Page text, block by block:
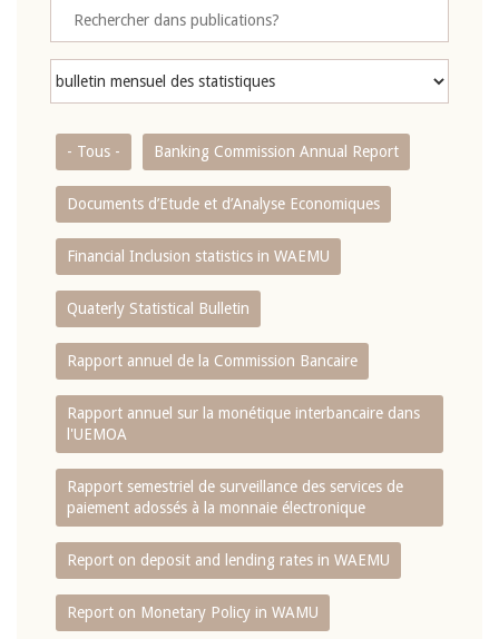
- Tous - Banking Commission Annual Report
Documents d’Etude et d’Analyse Economiques
Financial Inclusion statistics in WAEMU
Quaterly Statistical Bulletin
Rapport annuel de la Commission Bancaire
Rapport annuel sur la monétique interbancaire dans
l'UEMOA
Rapport semestriel de surveillance des services de
paiement adossés à la monnaie électronique
Report on deposit and lending rates in WAEMU
Report on Monetary Policy in WAMU